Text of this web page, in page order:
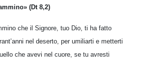
(Dt 8,2)
che il Signore, tuo Dio, ti ha fatto
nel deserto, per umiliarti e metterti
che avevi nel cuore, se tu avresti